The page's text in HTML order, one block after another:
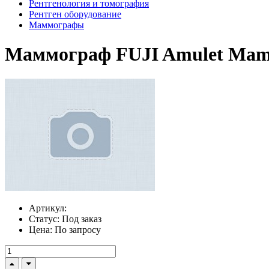
Рентгенология и томография
Рентген оборудование
Маммографы
Маммограф FUJI Amulet
Артикул:
Статус: Под заказ
Цена: По запросу